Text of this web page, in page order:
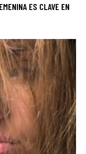
ES CLAVE EN